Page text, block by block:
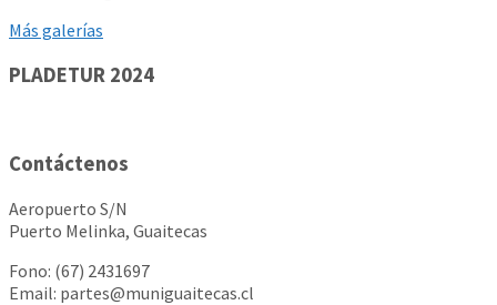
Más galerías
PLADETUR 2024
Contáctenos
Aeropuerto S/N
Puerto Melinka, Guaitecas
Fono: (67) 2431697
Email: partes@muniguaitecas.cl